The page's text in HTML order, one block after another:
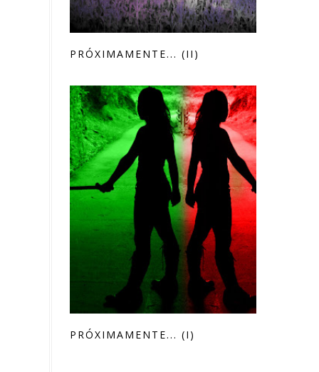
PRÓXIMAMENTE... (II)
PRÓXIMAMENTE... (I)